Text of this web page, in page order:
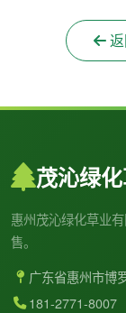
茂沁绿
惠州茂沁绿化草业
售。
广东省惠州市博
181-2771-8007